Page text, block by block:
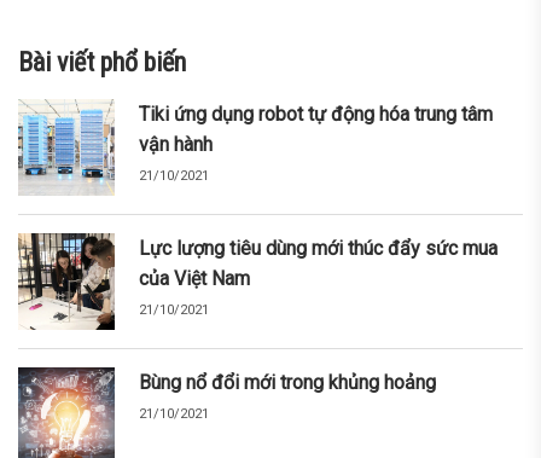
Bài viết phổ biến
Tiki ứng dụng robot tự động hóa trung tâm
vận hành
21/10/2021
Lực lượng tiêu dùng mới thúc đẩy sức mua
của Việt Nam
21/10/2021
Bùng nổ đổi mới trong khủng hoảng
21/10/2021